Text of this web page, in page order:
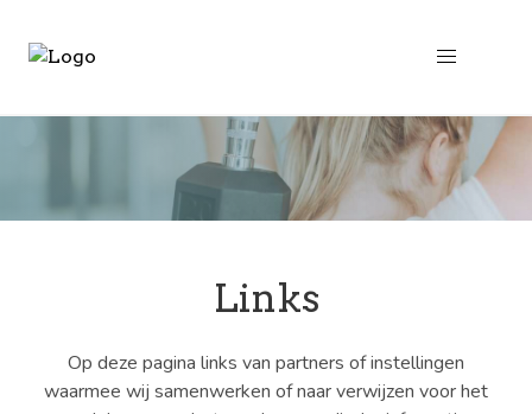
Links
Op deze pagina links van partners of instellingen
waarmee wij samenwerken of naar verwijzen voor het